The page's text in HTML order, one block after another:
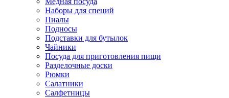
Наборы для специй
Пиалы
Подносы
Подставки для бутылок
Чайники
Посуда для приготовления пищи
Разделочные доски
Рюмки
Салатники
Салфетницы